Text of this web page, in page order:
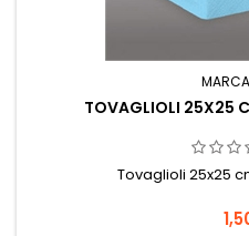
TOVAGLIOLI 25X25
Tovaglioli 25x25